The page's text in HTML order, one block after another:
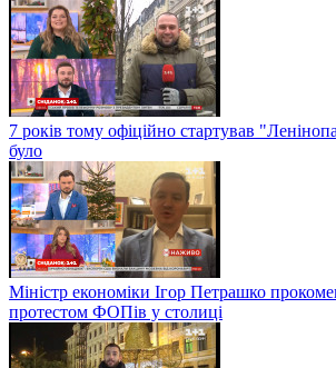
7 років тому офіційно стартував
було
Міністр економіки Ігор Петрашко
протестом ФОПів у столиці